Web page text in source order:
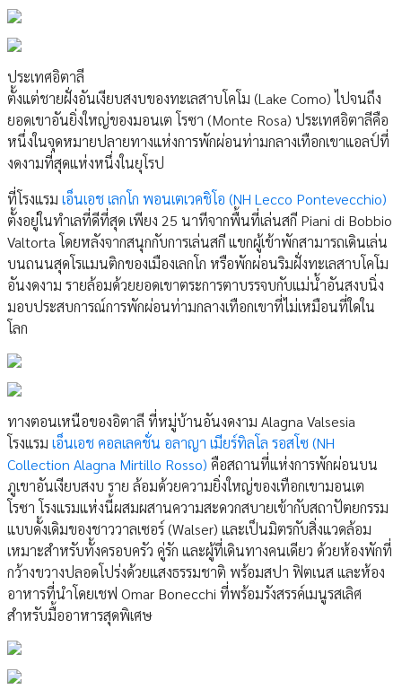
ประเทศอิตาลี
ตั้งแต่ชายฝั่งอันเงียบสงบของทะเลสาบโคโม (Lake Como) ไปจนถึง
ยอดเขาอันยิ่งใหญ่ของมอนเต โรซา (Monte Rosa) ประเทศอิตาลีคือ
หนึ่งในจุดหมายปลายทางแห่งการพักผ่อนท่ามกลางเทือกเขาแอลป์ที่
งดงามที่สุดแห่งหนึ่งในยุโรป
ที่โรงแรม เอ็นเอช เลกโก พอนเตเวคชิโอ (NH Lecco Pontevecchio)
ตั้งอยู่ในทำเลที่ดีที่สุด เพียง 25 นาทีจากพื้นที่เล่นสกี Piani di Bobbio
Valtorta โดยหลังจากสนุกกับการเล่นสกี แขกผู้เข้าพักสามารถเดินเล่น
บนถนนสุดโรแมนติกของเมืองเลกโก หรือพักผ่อนริมฝั่งทะเลสาบโคโม
อันงดงาม รายล้อมด้วยยอดเขาตระการตาบรรจบกับแม่น้ำอันสงบนิ่ง
มอบประสบการณ์การพักผ่อนท่ามกลางเทือกเขาที่ไม่เหมือนที่ใดใน
โลก
ทางตอนเหนือของอิตาลี ที่หมู่บ้านอันงดงาม Alagna Valsesia
โรงแรม เอ็นเอช คอลเลคชั่น อลาญา เมียร์ทิลโล รอสโซ (NH
Collection Alagna Mirtillo Rosso) คือสถานที่แห่งการพักผ่อนบน
ภูเขาอันเงียบสงบ ราย ล้อมด้วยความยิ่งใหญ่ของเทือกเขามอนเต
โรซา โรงแรมแห่งนี้ผสมผสานความสะดวกสบายเข้ากับสถาปัตยกรรม
แบบดั้งเดิมของชาววาลเซอร์ (Walser) และเป็นมิตรกับสิ่งแวดล้อม
เหมาะสำหรับทั้งครอบครัว คู่รัก และผู้ที่เดินทางคนเดียว ด้วยห้องพักที่
กว้างขวางปลอดโปร่งด้วยแสงธรรมชาติ พร้อมสปา ฟิตเนส และห้อง
อาหารที่นำโดยเชฟ Omar Bonecchi ที่พร้อมรังสรรค์เมนูรสเลิศ
สำหรับมื้ออาหารสุดพิเศษ